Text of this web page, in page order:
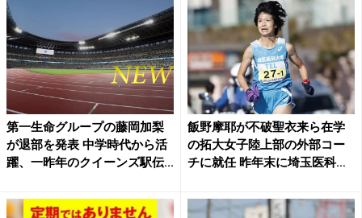
第一生命グループの藤岡加梨
が退部を発表 中学時代から活
躍、一昨年のクイーンズ駅伝...
飯野摩耶が不破聖衣来ら在学
の拓大女子陸上部の外部コー
チに就任 昨年末に埼玉医科